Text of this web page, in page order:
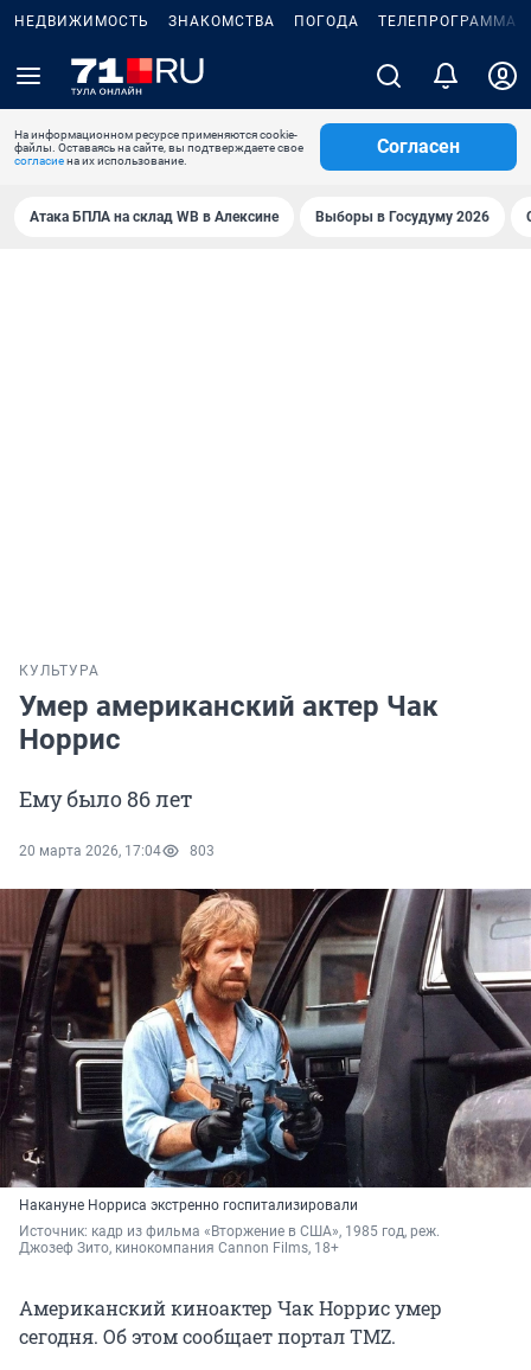
НЕДВИЖИМОСТЬ ЗНАКОМСТВА ПОГОДА ТЕЛЕПРОГРАММА
На информационном ресурсе применяются cookie-
файлы. Оставаясь на сайте, вы подтверждаете свое
согласиена их использование.
Согласен
Атака БПЛА на склад WB в Алексине Выборы в Госудуму 2026
КУЛЬТУРА
Умер американский актер Чак
Норрис
Ему было 86 лет
20 марта 2026, 17:04 803
Накануне Норриса экстренно госпитализировали
Источник: кадр из фильма «Вторжение в США», 1985 год, реж.
Джозеф Зито, кинокомпания Cannon Films, 18+
Американский киноактер Чак Норрис умер
сегодня. Об этом сообщает портал TMZ.